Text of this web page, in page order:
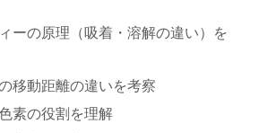
ーの原理（吸着・溶解の違い）を
移動距離の違いを考察
素の役割を理解